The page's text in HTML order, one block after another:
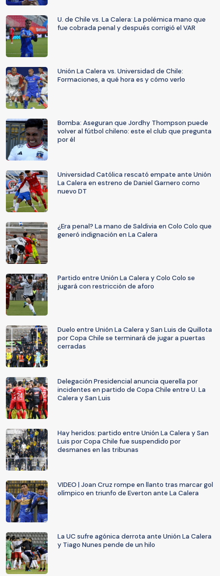
U. de Chile vs. La Calera: La polémica mano que
fue cobrada penal y después corrigió el VAR
Unión La Calera vs. Universidad de Chile:
Formaciones, a qué hora es y cómo verlo
Bomba: Aseguran que Jordhy Thompson puede
volver al fútbol chileno: este el club que pregunta
por él
Universidad Católica rescató empate ante Unión
La Calera en estreno de Daniel Garnero como
nuevo DT
¿Era penal? La mano de Saldivia en Colo Colo que
generó indignación en La Calera
Partido entre Unión La Calera y Colo Colo se
jugará con restricción de aforo
Duelo entre Unión La Calera y San Luis de Quillota
por Copa Chile se terminará de jugar a puertas
cerradas
Delegación Presidencial anuncia querella por
incidentes en partido de Copa Chile entre U. La
Calera y San Luis
Hay heridos: partido entre Unión La Calera y San
Luis por Copa Chile fue suspendido por
desmanes en las tribunas
VIDEO | Joan Cruz rompe en llanto tras marcar gol
olímpico en triunfo de Everton ante La Calera
La UC sufre agónica derrota ante Unión La Calera
y Tiago Nunes pende de un hilo